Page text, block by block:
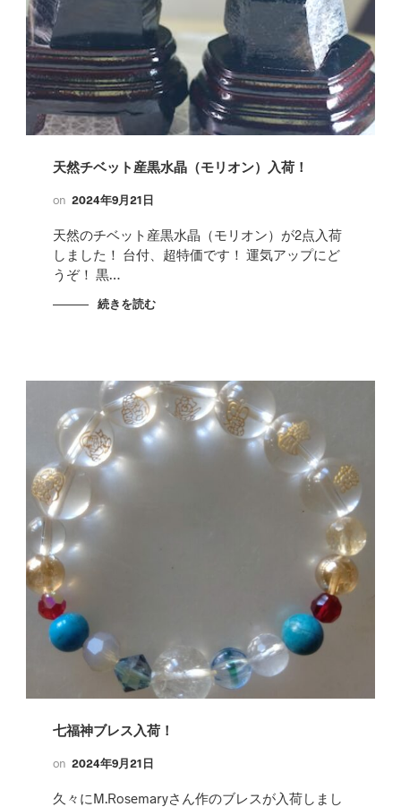
天然チベット産黒水晶（モリオン）入荷！
on 2024年9月21日
天然のチベット産黒水晶（モリオン）が2点入荷
しました！ 台付、超特価です！ 運気アップにど
うぞ！ 黒…
続きを読む
七福神ブレス入荷！
on 2024年9月21日
久々にM.Rosemaryさん作のブレスが入荷しまし